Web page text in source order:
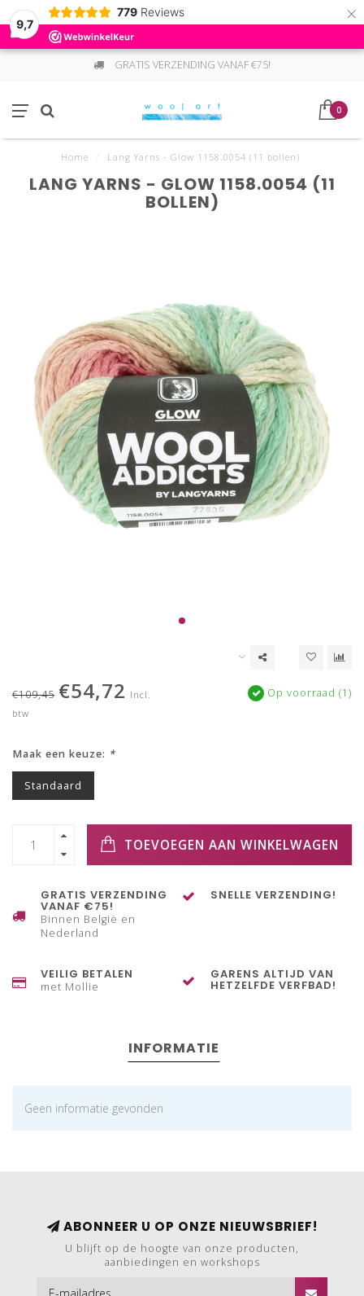
9,7
779 Reviews ×
GRATIS VERZENDING VANAF €75!
0
Home Lang Yarns - Glow 1158.0054 (11 bollen)
LANG YARNS - GLOW 1158.0054 (11
BOLLEN)
€109,45 €54,72 Incl.
btw
Op voorraad (1)
Maak een keuze: *
Standaard
TOEVOEGEN AAN WINKELWAGEN
GRATIS VERZENDING
VANAF €75!
Binnen België en
Nederland
SNELLE VERZENDING!
VEILIG BETALEN
met Mollie
GARENS ALTIJD VAN
HETZELFDE VERFBAD!
INFORMATIE
Geen informatie gevonden
ABONNEER U OP ONZE NIEUWSBRIEF!
U blijft op de hoogte van onze producten,
aanbiedingen en workshops